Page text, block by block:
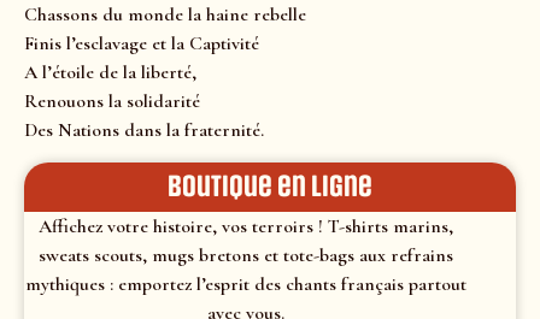
Chassons du monde la haine rebelle
Finis l’esclavage et la Captivité
A l’étoile de la liberté,
Renouons la solidarité
Des Nations dans la fraternité.
Boutique en ligne
Affichez votre histoire, vos terroirs ! T-shirts marins,
sweats scouts, mugs bretons et tote-bags aux refrains
mythiques : emportez l’esprit des chants français partout
avec vous.